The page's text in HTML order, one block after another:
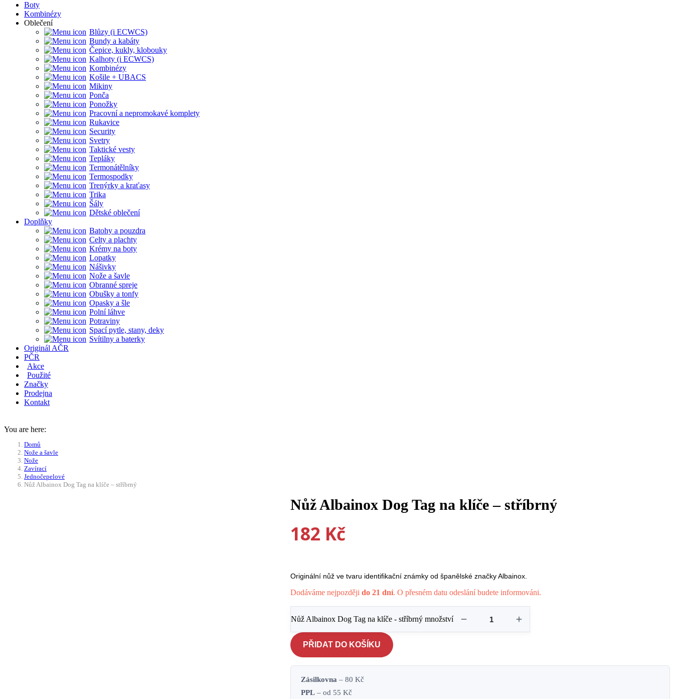
Boty
Kombinézy
Oblečení
Blůzy (i ECWCS)
Bundy a kabáty
Čepice, kukly, klobouky
Kalhoty (i ECWCS)
Kombinézy
Košile + UBACS
Mikiny
Ponča
Ponožky
Pracovní a nepromokavé komplety
Rukavice
Security
Svetry
Taktické vesty
Tepláky
Termonátělníky
Termospodky
Trenýrky a kraťasy
Trika
Šály
Dětské oblečení
Doplňky
Batohy a pouzdra
Celty a plachty
Krémy na boty
Lopatky
Nášivky
Nože a šavle
Obranné spreje
Obušky a tonfy
Opasky a šle
Polní láhve
Potraviny
Spací pytle, stany, deky
Svítilny a baterky
Originál AČR
PČR
Akce
Použité
Značky
Prodejna
Kontakt
You are here:
Domů
Nože a šavle
Nože
Zavírací
Jednočepelové
Nůž Albainox Dog Tag na klíče – stříbrný
Nůž Albainox Dog Tag na klíče – stříbrný
182 Kč
Originální nůž ve tvaru identifikační známky od španělské značky Albainox.
Dodáváme nejpozdějido 21 dní. O přesném datu odeslání budete informováni.
Nůž Albainox Dog Tag na klíče - stříbrný množství
PŘIDAT DO KOŠÍKU
Zásilkovna – 80 Kč
PPL – od 55 Kč